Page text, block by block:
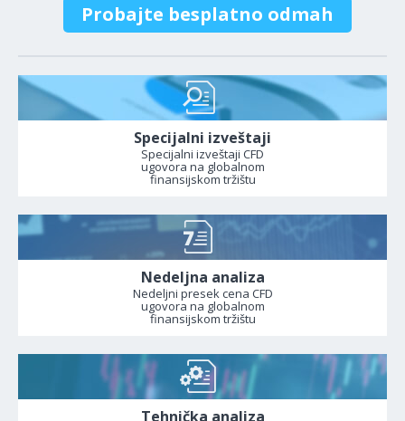
Probajte besplatno odmah
Specijalni izveštaji
Specijalni izveštaji CFD
ugovora na globalnom
finansijskom tržištu
Nedeljna analiza
Nedeljni presek cena CFD
ugovora na globalnom
finansijskom tržištu
Tehnička analiza